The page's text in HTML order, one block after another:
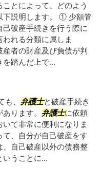
ことによって、どのよう
下説明します。 ① 少額管
破産手続きを行う際に
れる分類に属しま
者の財産及び負債が判
を踏んだ上で...
、 弁護士と破産手続き
ります。 弁護士に依頼
て非常に便利になりま
て、自分が自己破産をす
、自己破産以外の債務整
いうことに...